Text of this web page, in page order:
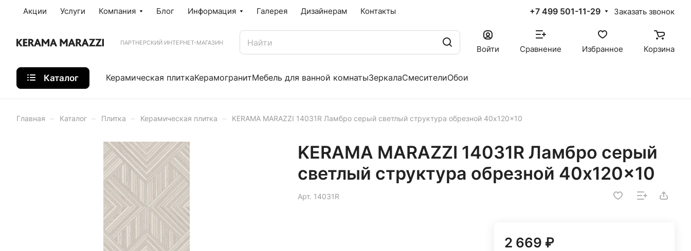
Акции Услуги Компания Блог Информация Галерея Дизайнерам Контакты +7 499 501-11-29 Заказать звонок
ПАРТНЕРСКИЙ ИНТЕРНЕТ-МАГАЗИН
Войти Сравнение Избранное Корзина
Каталог Керамическая плиткаКерамогранитМебель для ванной комнатыЗеркалаСмесителиОбои
Главная – Каталог – Плитка – Керамическая плитка – KERAMA MARAZZI 14031R Ламбро серый светлый структура обрезной 40x120x10
KERAMA MARAZZI 14031R Ламбро серый
светлый структура обрезной 40x120x10
Арт. 14031R
2 669 ₽